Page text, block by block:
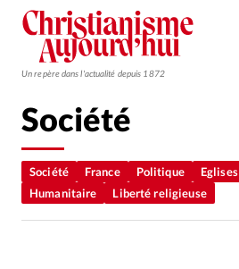
Un repère dans l'actualité depuis 1872
Monde
Eglises
Société
Société France Politique Eglises
Humanitaire
Liberté religieuse